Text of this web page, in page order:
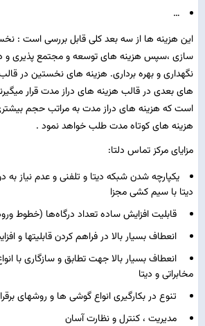
…
این هزینه ها از سه بعد کلی قابل بررسی است :
سازی ،سپس هزینه های توسعه و مجتمع پذیری و
نگهداری و بهره برداری. هزینه های نخستین در
های بعدی در قالب هزینه های دراز مدت قرار
است که هزینه های دراز مدت به مراتب حجم
هزینه های کوتاه مدت طلب خواهد نمود .
مزایای مرکز تماس دلتا:
یکپارچه شدن شبکه دیتا و تلفنی و عدم نیاز به
دیتا با سیم کشی مجزا
قابلیت افزایش ساده تعداد درگاه‌ها (خطوط
انعطاف بسیار بالا در فراهم کردن قابلیتها و
انعطاف بسیار بالا جهت تطابق و سازگاری با
مخابراتی و دیتا
تنوع در بکارگیری انواع گوشی ها و روشهای
مدیریت ، کنترل و نظارت آسان